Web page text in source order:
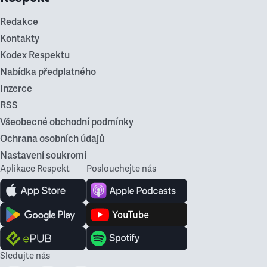
Redakce
Kontakty
Kodex Respektu
Nabídka předplatného
Inzerce
RSS
Všeobecné obchodní podmínky
Ochrana osobních údajů
Nastavení soukromí
Aplikace Respekt Poslouchejte nás
Sledujte nás